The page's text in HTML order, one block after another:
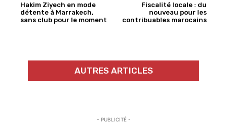
Hakim Ziyech en mode
détente à Marrakech,
sans club pour le moment
Fiscalité locale : du
nouveau pour les
contribuables marocains
AUTRES ARTICLES
- PUBLICITÉ -